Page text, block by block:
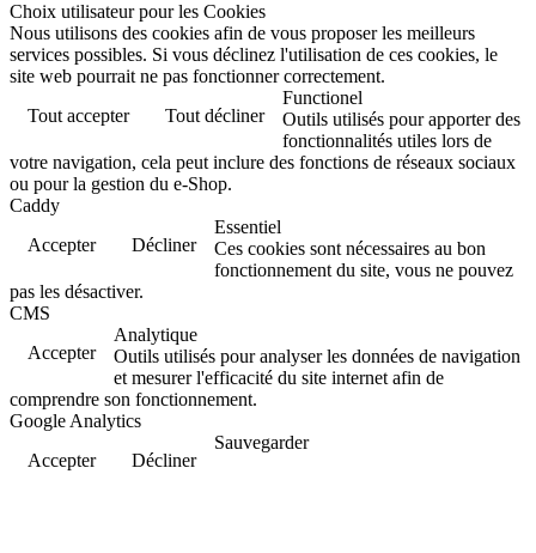
Choix utilisateur pour les Cookies
Nous utilisons des cookies afin de vous proposer les meilleurs
services possibles. Si vous déclinez l'utilisation de ces cookies, le
site web pourrait ne pas fonctionner correctement.
Tout accepter
Tout décliner
Functionel
Outils utilisés pour apporter des
fonctionnalités utiles lors de
votre navigation, cela peut inclure des fonctions de réseaux sociaux
ou pour la gestion du e-Shop.
Caddy
Accepter
Décliner
Essentiel
Ces cookies sont nécessaires au bon
fonctionnement du site, vous ne pouvez
pas les désactiver.
CMS
Accepter
Analytique
Outils utilisés pour analyser les données de navigation
et mesurer l'efficacité du site internet afin de
comprendre son fonctionnement.
Google Analytics
Accepter
Décliner
Sauvegarder